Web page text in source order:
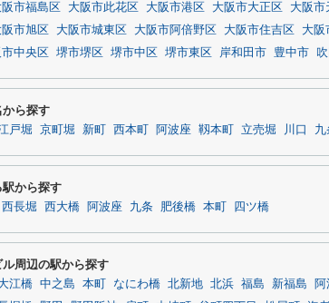
阪市福島区 大阪市此花区 大阪市港区 大阪市大正区 大阪市
阪市旭区 大阪市城東区 大阪市阿倍野区 大阪市住吉区 大阪
中央区 堺市堺区 堺市中区 堺市東区 岸和田市 豊中市
から探す
戸堀 京町堀 新町 西本町 阿波座 靱本町 立売堀 川口 九
から探す
西長堀 西大橋 阿波座 九条 肥後橋 本町 四ツ橋
周辺の駅から探す
江橋 中之島 本町 なにわ橋 北新地 北浜 福島 新福島